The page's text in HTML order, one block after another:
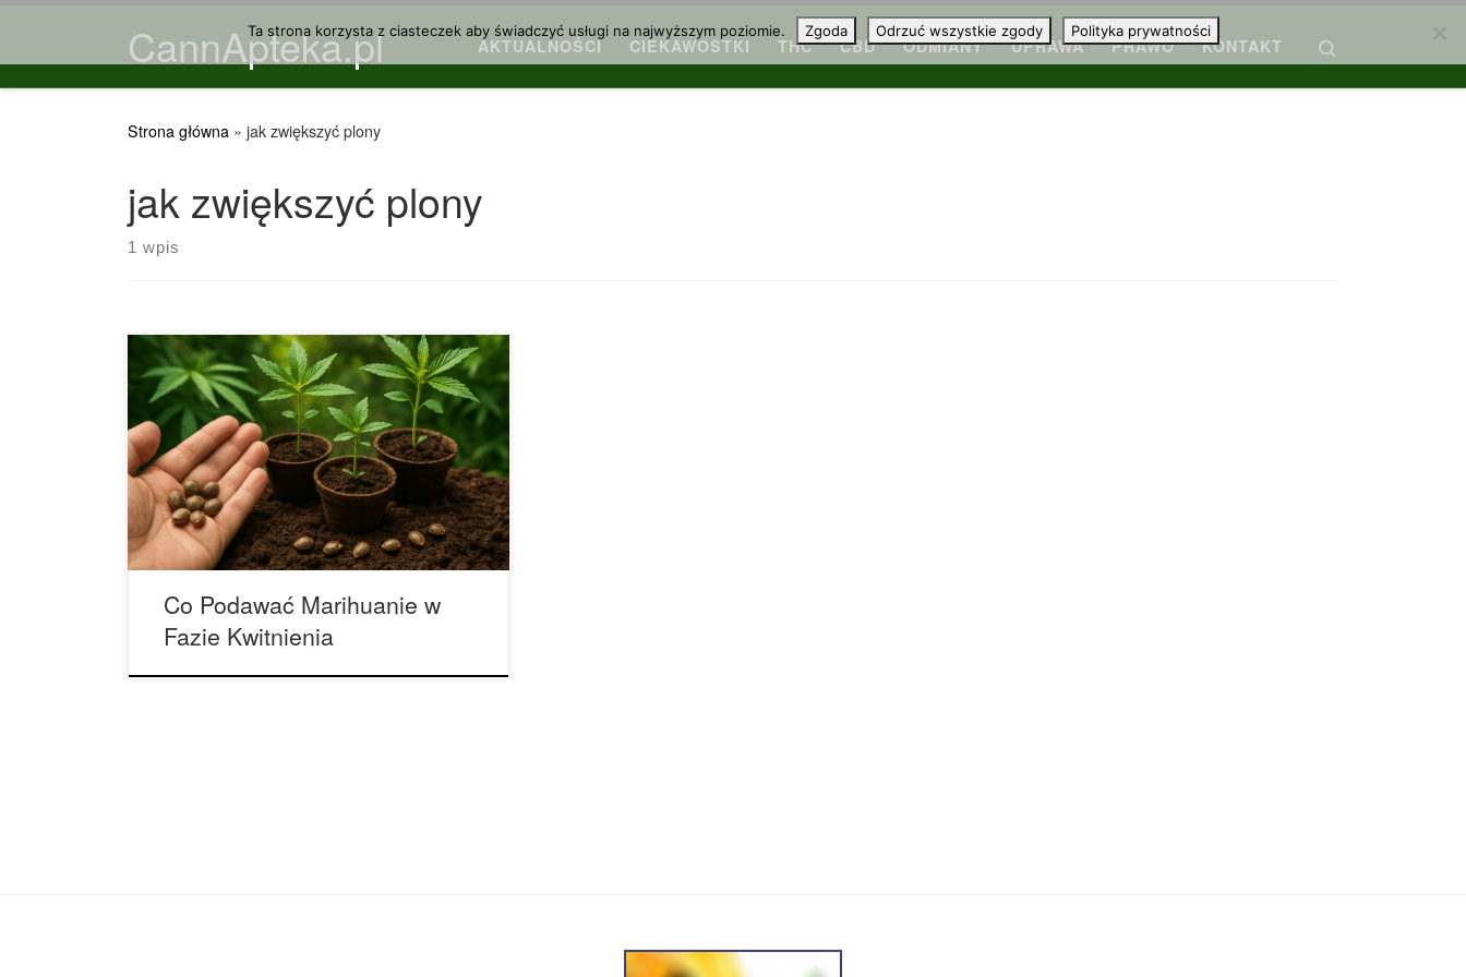
Przejdź do treściCannApteka.pl AKTUALNOŚCI CIEKAWOSTKI THC CBD ODMIANY UPRAWA PRAWO KONTAKT
Strona główna » jak zwiększyć plony
jak zwiększyć plony
1 wpis
Co Podawać Konopiom w Późnej Fazie
Kwitnienia, aby Uzyskać Większe, Aromatyczne i
Bardziej Potentne Topy Późna faza kwitnienia to
ostatni i niezwykle istotny etap w cyklu rozwoju
konopi. To właśnie wtedy roślina wkłada
maksimum energii w rozwój kwiatów, a Ty – jako
grower – masz ostatnią szansę, by wpłynąć na
[…]
Co Podawać Marihuanie w
Fazie Kwitnienia
Ta strona korzysta z ciasteczek aby świadczyć usługi na najwyższym poziomie. Zgoda Odrzuć wszystkie zgody Polityka prywatności